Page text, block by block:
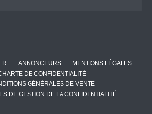
ANNONCEURS
MENTIONS LÉGALES
DE CONFIDENTIALITÉ
GÉNÉRALES DE VENTE
DE GESTION DE LA CONFIDENTIALITÉ